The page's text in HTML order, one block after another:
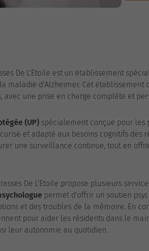
De L'Etoile est un établissement
maladie d'Alzheimer. Cet établissement
avec une prise en charge complète et
(UP) spécialement conçue pour les
et adapté aux besoins cognitifs des
une surveillance continue, tout en
De L'Etoile propose plusieurs
permet d'offrir un soutien
et des troubles de la mémoire. En
pour aider les résidents dans le
leur autonomie au quotidien.